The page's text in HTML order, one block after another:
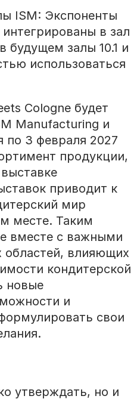
ISM: Экспоненты
интегрированы в зал
будущем залы 10.1 и
использоваться
Cologne будет
Manufacturing и
по 3 февраля 2027
продукции,
приводит к
мир
месте. Таким
вместе с важными
областей, влияющих
кондитерской
новые
и
свои
утверждать, но и